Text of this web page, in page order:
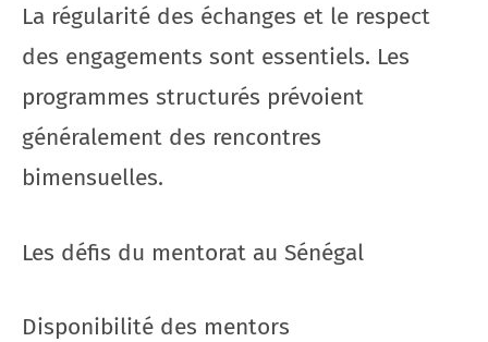
La régularité des échanges et le respect
des engagements sont essentiels. Les
programmes structurés prévoient
généralement des rencontres
bimensuelles.
Les défis du mentorat au Sénégal
Disponibilité des mentors